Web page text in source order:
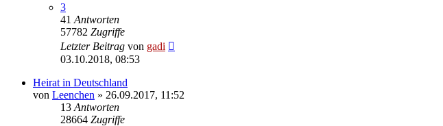
3
41 Antworten
57782 Zugriffe
Letzter Beitrag von gadi
03.10.2018, 08:53
Heirat in Deutschland
von Leenchen » 26.09.2017, 11:52
13 Antworten
28664 Zugriffe